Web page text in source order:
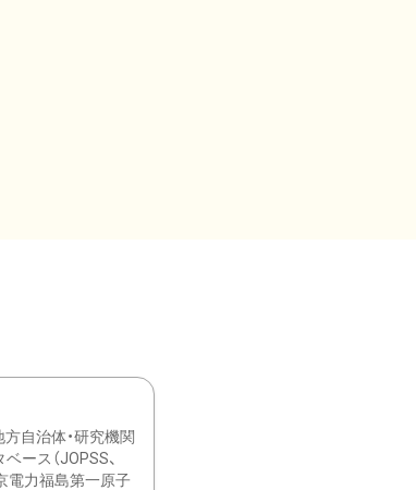
自治体・研究機関
ース（JOPSS、
電力福島第一原子